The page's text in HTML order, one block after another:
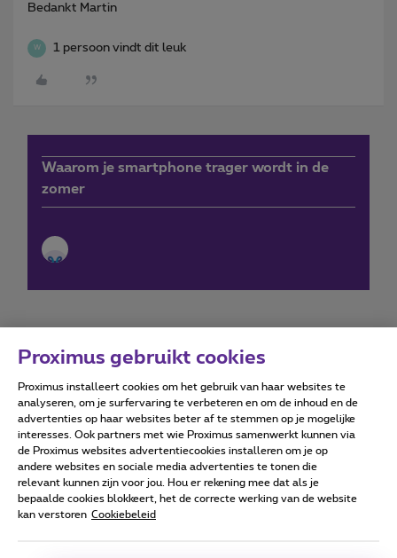
Bedankt Martin
W 1 persoon vindt dit leuk
Waarom je smartphone trager wordt in de
zomer
Forumvoorwaarden Accessibility statement
Alle rechten voorbehouden. © Proximus
Algemene voorwaarden, consumenteninfo
Proximus gebruikt cookies
Proximus installeert cookies om het gebruik van haar websites te
analyseren, om je surfervaring te verbeteren en om de inhoud en de
advertenties op haar websites beter af te stemmen op je mogelijke
interesses. Ook partners met wie Proximus samenwerkt kunnen via
de Proximus websites advertentiecookies installeren om je op
andere websites en sociale media advertenties te tonen die
relevant kunnen zijn voor jou. Hou er rekening mee dat als je
bepaalde cookies blokkeert, het de correcte werking van de website
kan verstoren Cookiebeleid